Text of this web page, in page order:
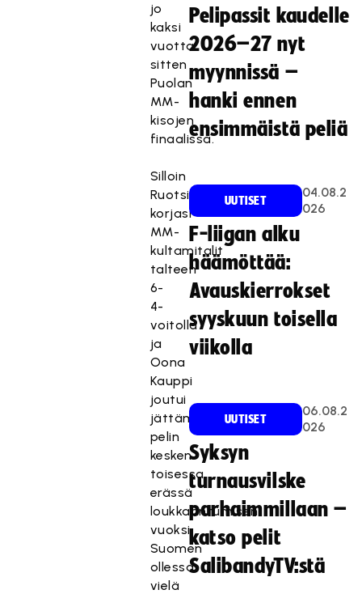
jo
kaksi
vuotta
sitten
Puolan
MM-
kisojen
finaalissa.
Silloin
Ruotsi
korjasi
MM-
kultamitalit
talteen
6-
4-
voitolla
ja
Oona
Kauppi
joutui
jättämään
pelin
kesken
toisessa
erässä
loukkaantumisen
vuoksi
Suomen
ollessa
vielä
Pelipassit kaudelle
2026–27 nyt
myynnissä –
hanki ennen
ensimmäistä peliä
UUTISET
04.08.2
026
F-liigan alku
häämöttää:
Avauskierrokset
syyskuun toisella
viikolla
UUTISET
06.08.2
026
Syksyn
turnausvilske
parhaimmillaan –
katso pelit
SalibandyTV:stä